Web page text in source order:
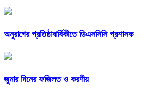
অনুরাগের প্রতিষ্ঠাবার্ষিকীতে ডিএসসিসি প্রশাসক
জুমার দিনের ফজিলত ও করণীয়